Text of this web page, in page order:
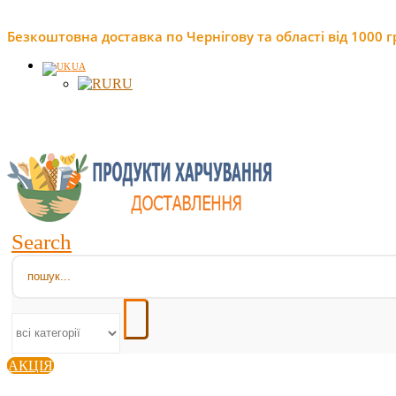
Безкоштовна доставка по Чернігову та області від 1000
UA
RU
Search
АКЦІЯ